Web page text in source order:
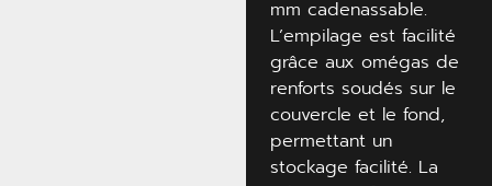
mm cadenassable.
L’empilage est facilité
grâce aux omégas de
renforts soudés sur le
couvercle et le fond,
permettant un
stockage facilité. La